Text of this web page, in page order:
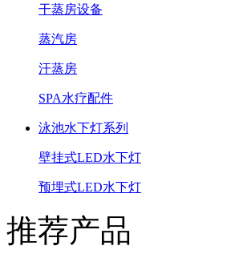
干蒸房设备
蒸汽房
汗蒸房
SPA水疗配件
泳池水下灯系列
壁挂式LED水下灯
预埋式LED水下灯
推荐产品